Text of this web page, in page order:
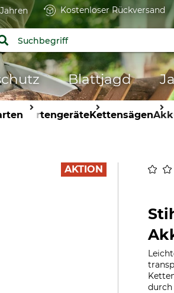
Kostenloser Rückversand
Blattjagd
GartengeräteKettensägen
AKTION
durch